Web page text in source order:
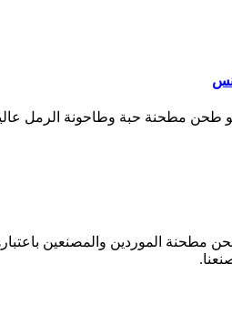
طحن مطحنة حبة وطاحونة الرمل